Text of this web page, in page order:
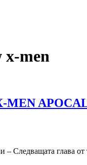
x-men
Следващата глава